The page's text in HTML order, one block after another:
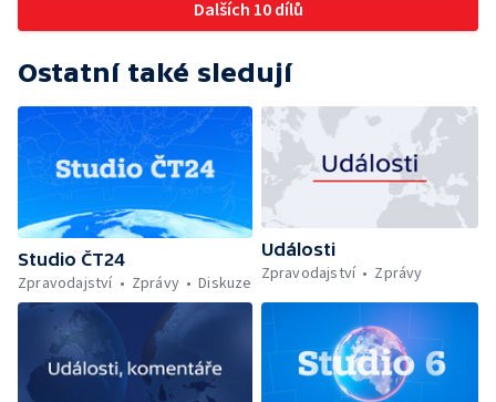
Dalších 10 dílů
Ostatní také sledují
Studio ČT24
Zpravodajství
Zprávy Diskuze
Události
Zpravodajství
Zprávy